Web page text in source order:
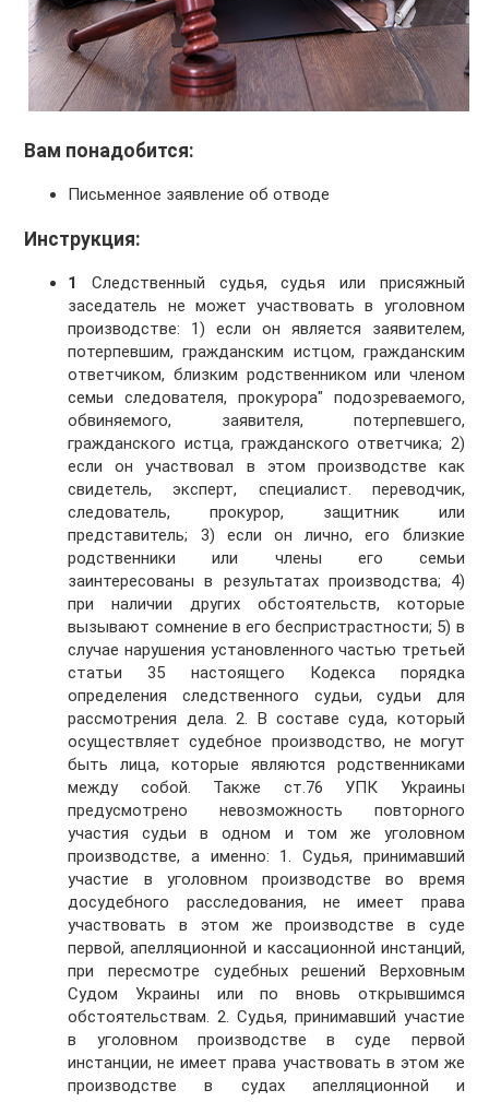
Вам понадобится:
Письменное заявление об отводе
Инструкция:
1
Следственный судья, судья или присяжный
заседатель не может участвовать в уголовном
производстве: 1) если он является заявителем,
потерпевшим, гражданским истцом, гражданским
ответчиком, близким родственником или членом
семьи следователя, прокурора" подозреваемого,
обвиняемого, заявителя, потерпевшего,
гражданского истца, гражданского ответчика; 2)
если он участвовал в этом производстве как
свидетель, эксперт, специалист. переводчик,
следователь, прокурор, защитник или
представитель; 3) если он лично, его близкие
родственники или члены его семьи
заинтересованы в результатах производства; 4)
при наличии других обстоятельств, которые
вызывают сомнение в его беспристрастности; 5) в
случае нарушения установленного частью третьей
статьи 35 настоящего Кодекса порядка
определения следственного судьи, судьи для
рассмотрения дела. 2. В составе суда, который
осуществляет судебное производство, не могут
быть лица, которые являются родственниками
между собой. Также ст.76 УПК Украины
предусмотрено невозможность повторного
участия судьи в одном и том же уголовном
производстве, а именно: 1. Судья, принимавший
участие в уголовном производстве во время
досудебного расследования, не имеет права
участвовать в этом же производстве в суде
первой, апелляционной и кассационной инстанций,
при пересмотре судебных решений Верховным
Судом Украины или по вновь открывшимся
обстоятельствам. 2. Судья, принимавший участие
в уголовном производстве в суде первой
инстанции, не имеет права участвовать в этом же
производстве в судах апелляционной и